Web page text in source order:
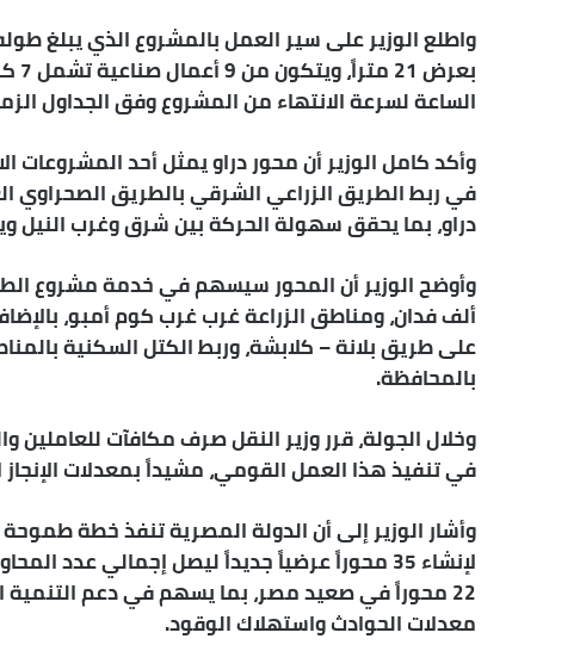
ك
ر
و
ي
ا
الساعة لسرعة الانتهاء من المشروع وفق الجداول
وأكد كامل الوزير أن محور دراو يمثل أحد
في ربط الطريق الزراعي الشرقي بالطريق الصحراوي
دراو، بما يحقق سهولة الحركة بين شرق وغرب النيل
ألف فدان، ومناطق الزراعة غرب غرب كوم أمبو،
على طريق بلانة – كلابشة، وربط الكتل السكنية
بالمحافظة.
وخلال الجولة، قرر وزير النقل صرف مكافآت
في تنفيذ هذا العمل القومي، مشيداً بمعدلات
وأشار الوزير إلى أن الدولة المصرية تنفذ خطة
22 محوراً في صعيد مصر، بما يسهم في دعم التنمية
معدلات الحوادث واستهلاك الوقود.